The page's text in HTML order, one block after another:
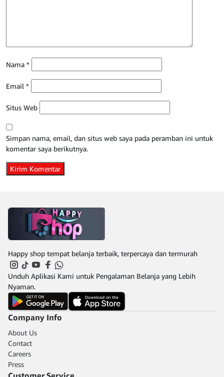
Nama *
Email *
Situs Web
Simpan nama, email, dan situs web saya pada peramban ini untuk
komentar saya berikutnya.
Happy shop tempat belanja terbaik, terpercaya dan termurah
Unduh Aplikasi Kami untuk Pengalaman Belanja yang Lebih
Nyaman.
Company Info
About Us
Contact
Careers
Press